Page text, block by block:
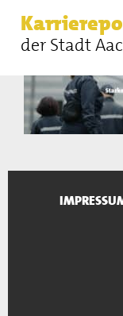
der Stadt